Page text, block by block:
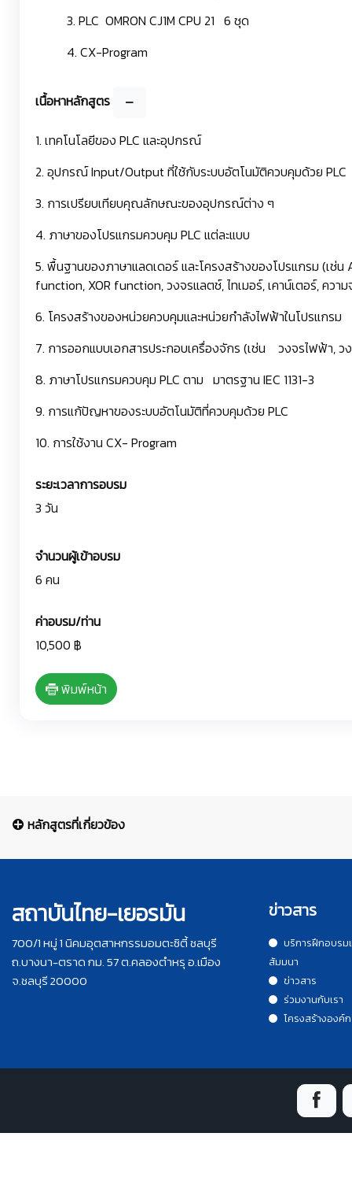
3. PLC OMRON CJ1M CPU 21 6 ชุด
4. CX-Program
เนื้อหาหลักสูตร
1. เทคโนโลยีของ PLC และอุปกรณ์
2. อุปกรณ์ Input/Output ที่ใช้กับระบบอัตโนมัติควบคุมด้วย PLC
3. การเปรียบเทียบคุณลักษณะของอุปกรณ์ต่าง ๆ
4. ภาษาของโปรแกรมควบคุม PLC แต่ละแบบ
5. พื้นฐานของภาษาแลดเดอร์ และโครงสร้างของโปรแกรม (เช่
function, XOR function, วงจรแลตช์, ไทเมอร์, เคาน์เตอร์, ควา
6. โครงสร้างของหน่วยควบคุมและหน่วยกำลังไฟฟ้าในโปรแกรม
7. การออกแบบเอกสารประกอบเครื่องจักร (เช่น วงจรไฟฟ้า, ว
8. ภาษาโปรแกรมควบคุม PLC ตาม มาตรฐาน IEC 1131-3
9. การแก้ปัญหาของระบบอัตโนมัติที่ควบคุมด้วย PLC
10. การใช้งาน CX- Program
ระยะเวลาการอบรม
3 วัน
จำนวนผู้เข้าอบรม
6 คน
ค่าอบรม/ท่าน
10,500 ฿
พิมพ์หน้า
หลักสูตรที่เกี่ยวข้อง
สถาบันไทย-เยอรมัน
700/1 หมู่ 1 นิคมอุตสาหกรรมอมตะซิตี้ ชลบุรี
ถ.บางนา-ตราด กม. 57 ต.คลองตำหรุ อ.เมือง
จ.ชลบุรี 20000
ข่าวสาร
บริการฝึกอบรม
สัมมนา
ข่าวสาร
ร่วมงานกับเรา
โครงสร้างองค์